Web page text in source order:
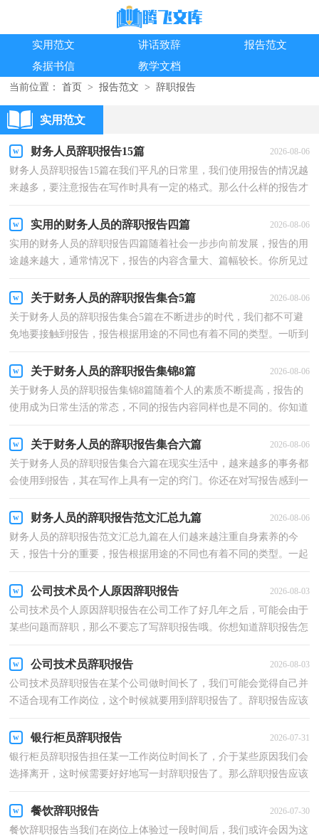
实用范文 讲话致辞
报告范文
条据书信
教学文档
当前位置： 首页 > 报告范文 > 辞职报告
实用范文
财务人员辞职报告15篇 2026-08-06
财务人员辞职报告15篇在我们平凡的日常里，我们使用报告的情况越
来越多，要注意报告在写作时具有一定的格式。那么什么样的报告才
实用的财务人员的辞职报告四篇 2026-08-06
实用的财务人员的辞职报告四篇随着社会一步步向前发展，报告的用
途越来越大，通常情况下，报告的内容含量大、篇幅较长。你所见过
关于财务人员的辞职报告集合5篇 2026-08-06
关于财务人员的辞职报告集合5篇在不断进步的时代，我们都不可避
免地要接触到报告，报告根据用途的不同也有着不同的类型。一听到
关于财务人员的辞职报告集锦8篇 2026-08-06
关于财务人员的辞职报告集锦8篇随着个人的素质不断提高，报告的
使用成为日常生活的常态，不同的报告内容同样也是不同的。你知道
关于财务人员的辞职报告集合六篇 2026-08-06
关于财务人员的辞职报告集合六篇在现实生活中，越来越多的事务都
会使用到报告，其在写作上具有一定的窍门。你还在对写报告感到一
财务人员的辞职报告范文汇总九篇 2026-08-06
财务人员的辞职报告范文汇总九篇在人们越来越注重自身素养的今
天，报告十分的重要，报告根据用途的不同也有着不同的类型。一起
公司技术员个人原因辞职报告 2026-08-03
公司技术员个人原因辞职报告在公司工作了好几年之后，可能会由于
某些问题而辞职，那么不要忘了写辞职报告哦。你想知道辞职报告怎
公司技术员辞职报告 2026-08-03
公司技术员辞职报告在某个公司做时间长了，我们可能会觉得自己并
不适合现有工作岗位，这个时候就要用到辞职报告了。辞职报告应该
银行柜员辞职报告 2026-07-31
银行柜员辞职报告担任某一工作岗位时间长了，介于某些原因我们会
选择离开，这时候需要好好地写一封辞职报告了。那么辞职报告应该
餐饮辞职报告 2026-07-30
餐饮辞职报告当我们在岗位上体验过一段时间后，我们或许会因为这